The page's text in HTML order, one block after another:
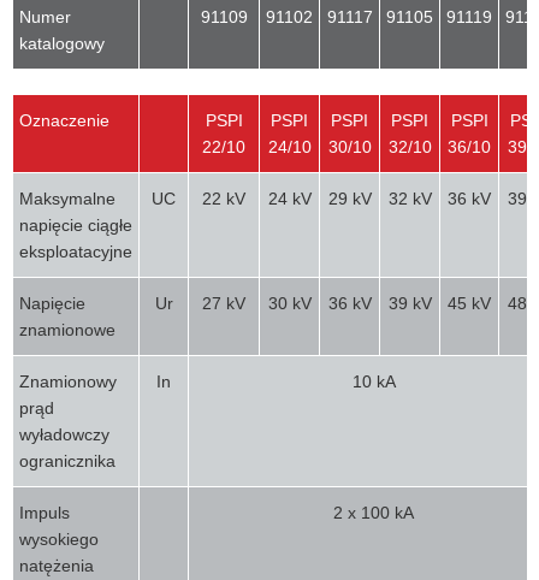
Numer
katalogowy
91109 91102 91117 91105 91119
Oznaczenie
PSPI
22/10
PSPI
24/10
PSPI
30/10
PSPI
32/10
PSPI
36/10
39/
Maksymalne
napięcie ciągłe
eksploatacyjne
UC 22 kV 24 kV 29 kV 32 kV 36 kV 39
Napięcie
znamionowe
Ur 27 kV 30 kV 36 kV 39 kV 45 kV 48
Znamionowy
prąd
wyładowczy
ogranicznika
In 10 kA
Impuls
wysokiego
natężenia
2 x 100 kA